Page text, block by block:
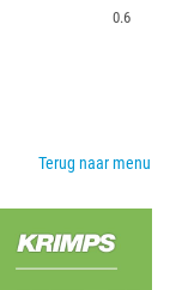
0.6
Terug naar menu